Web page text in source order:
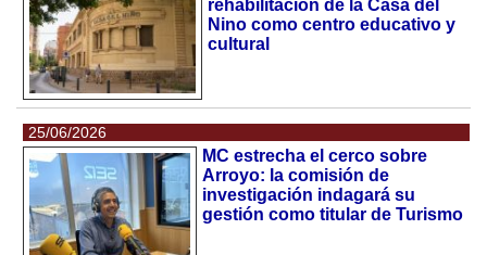
rehabilitación de la Casa del
Nino como centro educativo y
cultural
25/06/2026
MC estrecha el cerco sobre
Arroyo: la comisión de
investigación indagará su
gestión como titular de Turismo